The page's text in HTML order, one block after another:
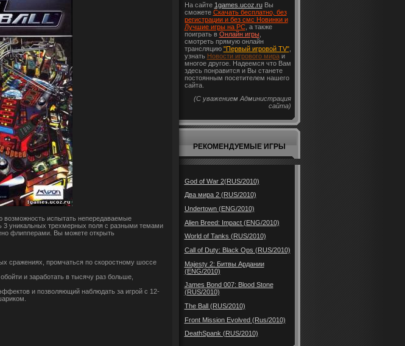
возможность испытать непередаваемые
3 уникальных трехмерных поля с разными темами
флипперами. Вы можете открыть
сражениях, промчаться по скоростному шоссе
и заработать в тысячу раз больше,
и позволяющий наблюдать за игрой с 12-
На сайте 1games.ucoz.ruВы
сможете Скачать бесплатно, без
регистрации и без смс Новинки и
Лучшие игры на PC, а также
поиграть в Онлайн игры,
смотреть прямую онлайн
трансляцию "Первый игровой TV",
узнать Новости игрового мираи
многое другое. Надеемся что Вам
здесь понравится и Вы станете
постоянным посетителем нашего
сайта.
(С уважением Администрация
сайта)
РЕКОМЕНДУЕМЫЕ ИГРЫ
God of War 2(RUS/2010)
Два мира 2 (RUS/2010)
Undertown (ENG/2010)
Alien Breed: Impact (ENG/2010)
World of Tanks (RUS/2010)
Call of Duty: Black Ops (RUS/2010)
Majesty 2: Битвы Ардании
(ENG/2010)
James Bond 007: Blood Stone
(RUS/2010)
The Ball (RUS/2010)
Front Mission Evolved (Rus/2010)
DeathSpank (RUS/2010)